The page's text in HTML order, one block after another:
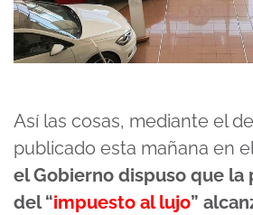
Así las cosas, mediante el
publicado esta mañana en
el Gobierno dispuso que la
del “impuesto al lujo”